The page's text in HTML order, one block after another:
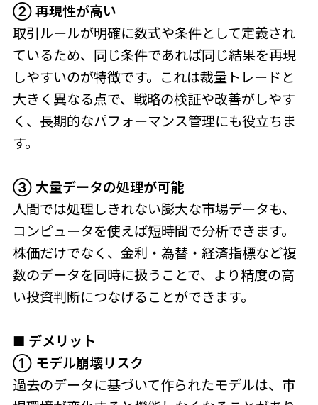
② 再現性が高い
取引ルールが明確に数式や条件として定義され
ているため、同じ条件であれば同じ結果を再現
しやすいのが特徴です。これは裁量トレードと
大きく異なる点で、戦略の検証や改善がしやす
く、長期的なパフォーマンス管理にも役立ちま
す。
③ 大量データの処理が可能
人間では処理しきれない膨大な市場データも、
コンピュータを使えば短時間で分析できます。
株価だけでなく、金利・為替・経済指標など複
数のデータを同時に扱うことで、より精度の高
い投資判断につなげることができます。
■ デメリット
① モデル崩壊リスク
過去のデータに基づいて作られたモデルは、市